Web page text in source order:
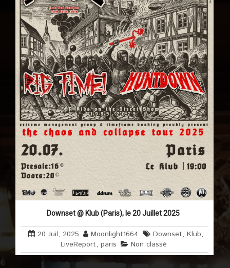
Downset @ Klub (Paris), le 20 Juillet 2025
20 Juil, 2025 Moonlight1664 Downset, Klub,
LiveReport, paris Non classé